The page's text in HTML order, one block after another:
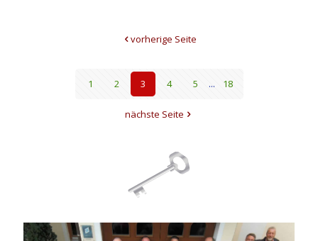
vorherige Seite
1 2 3 4 5 ... 18
nächste Seite